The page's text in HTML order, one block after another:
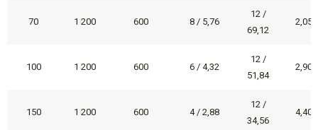
70 1 200 600 8 / 5,76
12 /
69,12
2,05
100 1 200 600 6 / 4,32
12 /
51,84
2,90
150 1 200 600 4 / 2,88
12 /
34,56
4,40